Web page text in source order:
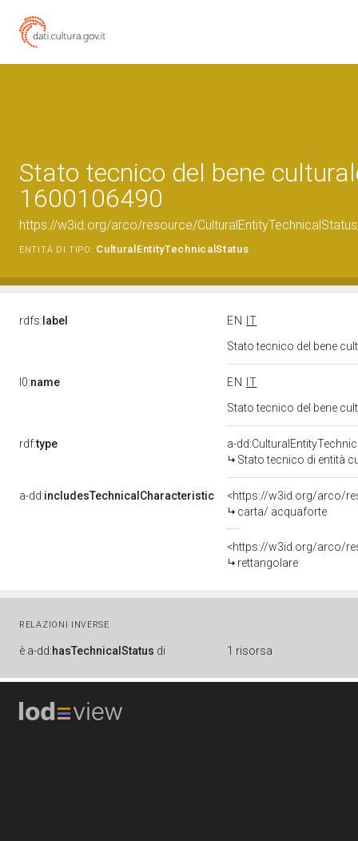
Stato tecnico del bene
1600106490
https://w3id.org/arco/resource/
ENTITÀ DI TIPO: CulturalEntityTechnicalStatus
rdfs: label EN
IT
Stato tecnico del bene
l0:name EN
IT
Stato tecnico del bene
rdf:type
a-
Stato tecnico di entità
a-dd:includesTechnicalCharacteristic
<https://w3id.org/arco/
carta/ acquaforte
<https://w3id.org/arco/
rettangolare
RELAZIONI INVERSE
è a-dd:hasTechnicalStatus di 1 risorsa